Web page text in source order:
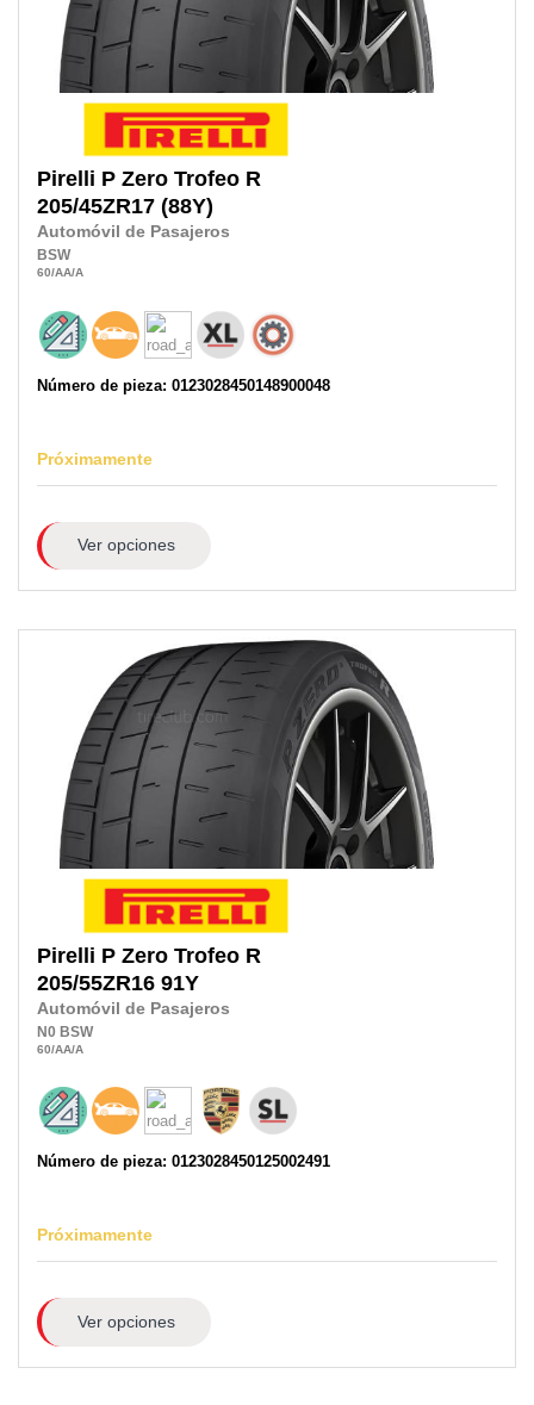
Pirelli P Zero Trofeo R
205/45ZR17 (88Y)
Automóvil de Pasajeros
BSW
60/AA/A
Número de pieza: 0123028450148900048
Próximamente
Ver opciones
Pirelli P Zero Trofeo R
205/55ZR16 91Y
Automóvil de Pasajeros
N0 BSW
60/AA/A
Número de pieza: 0123028450125002491
Próximamente
Ver opciones